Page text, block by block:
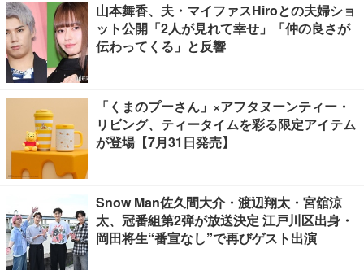
山本舞香、夫・マイファスHiroとの夫婦ショ
ット公開「2人が見れて幸せ」「仲の良さが
伝わってくる」と反響
「くまのプーさん」×アフタヌーンティー・
リビング、ティータイムを彩る限定アイテム
が登場【7月31日発売】
Snow Man佐久間大介・渡辺翔太・宮舘涼
太、冠番組第2弾が放送決定 江戸川区出身・
岡田将生“番宣なし”で再びゲスト出演